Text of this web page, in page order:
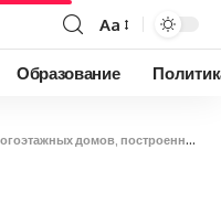
Aa
Образование
построенных до 1991 г., будет применяться базальт